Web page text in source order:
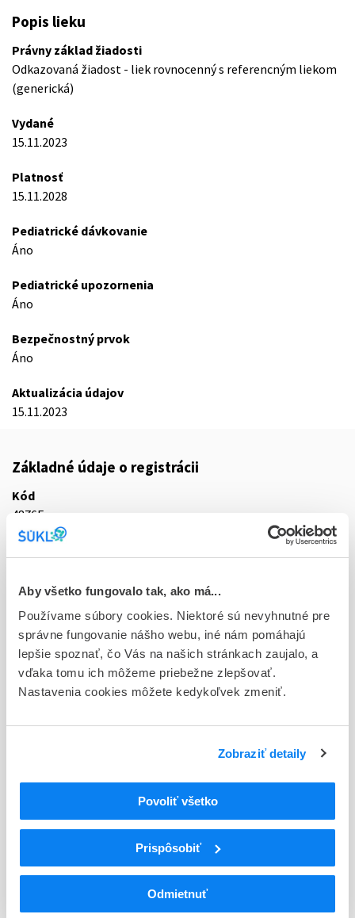
Aby všetko fungovalo tak, ako má...
Používame súbory cookies. Niektoré sú nevyhnutné pre
správne fungovanie nášho webu, iné nám pomáhajú
lepšie spoznať, čo Vás na našich stránkach zaujalo, a
vďaka tomu ich môžeme priebežne zlepšovať.
Nastavenia cookies môžete kedykoľvek zmeniť.
Zobraziť detaily
Povoliť všetko
Prispôsobiť
Odmietnuť
Popis lieku
Právny základ žiadosti
Odkazovaná žiadost - liek rovnocenný s referencným liekom
(generická)
Vydané
15.11.2023
Platnosť
15.11.2028
Pediatrické dávkovanie
Áno
Pediatrické upozornenia
Áno
Bezpečnostný prvok
Áno
Aktualizácia údajov
15.11.2023
Základné údaje o registrácii
Kód
4876E
tbl slg 50x240 µg (blis.OPA/Al/PVC/PE-Al)
Stav
R - Aktuálna registrácia
Decentralizovaná
STADA Arzneimittel AG, Nemecko
Indikačná skupina
ATC
H
SYSTÉMOVÉ HORMONÁLNE LIEČIVÁ, S
VÝNIMKOU POHLAVNÝCH HORMÓNOV A